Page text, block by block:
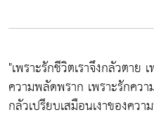
"เพราะรักชีวิตเราจึงกลัวตาย
ความพลัดพราก เพราะรักคว
กลัวเปรียบเสมือนเงาของควา